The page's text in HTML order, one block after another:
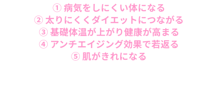
① 病気をしにくい体になる
② 太りにくくダイエットにつながる
③ 基礎体温が上がり健康が高まる
④ アンチエイジング効果で若返る
⑤ 肌がきれになる